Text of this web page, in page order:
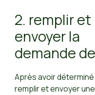
2. remplir et
envoyer la
demande
Après avoir
remplir et envoyer